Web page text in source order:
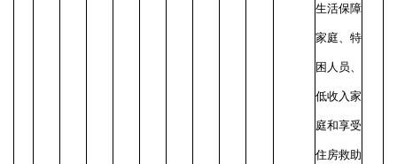
生活保障
家庭、特
困人员、
低收入家
庭和享受
住房救助